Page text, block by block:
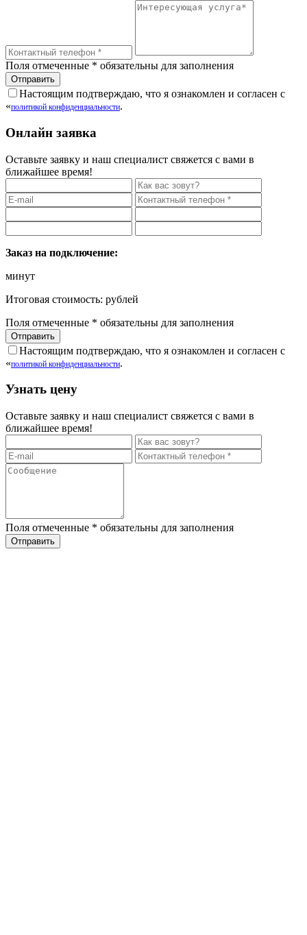
Поля отмеченные * обязательны для заполнения
Настоящим подтверждаю, что я ознакомлен и согласен с
«политикой конфиденциальности.
Онлайн заявка
Оставьте заявку и наш специалист свяжется с вами в
ближайшее время!
Заказ на подключение:
минут
Итоговая стоимость: рублей
Поля отмеченные * обязательны для заполнения
Настоящим подтверждаю, что я ознакомлен и согласен с
«политикой конфиденциальности.
Узнать цену
Оставьте заявку и наш специалист свяжется с вами в
ближайшее время!
Поля отмеченные * обязательны для заполнения